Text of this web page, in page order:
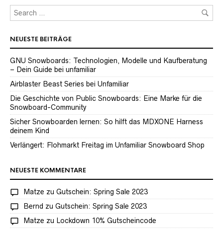
NEUESTE BEITRÄGE
GNU Snowboards: Technologien, Modelle und Kaufberatung
– Dein Guide bei unfamiliar
Airblaster Beast Series bei Unfamiliar
Die Geschichte von Public Snowboards: Eine Marke für die
Snowboard-Community
Sicher Snowboarden lernen: So hilft das MDXONE Harness
deinem Kind
Verlängert: Flohmarkt Freitag im Unfamiliar Snowboard Shop
NEUESTE KOMMENTARE
Matze zu Gutschein: Spring Sale 2023
Bernd zu Gutschein: Spring Sale 2023
Matze zu Lockdown 10% Gutscheincode